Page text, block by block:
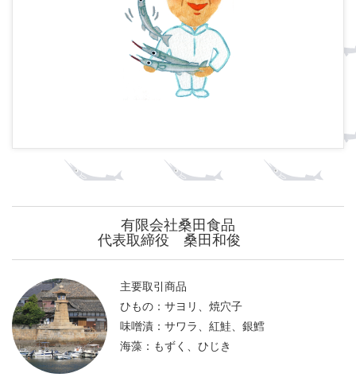
有限会社桑田食品
代表取締役 桑田和俊
主要取引商品
ひもの：サヨリ、焼穴子
味噌漬：サワラ、紅鮭、銀鱈
海藻：もずく、ひじき